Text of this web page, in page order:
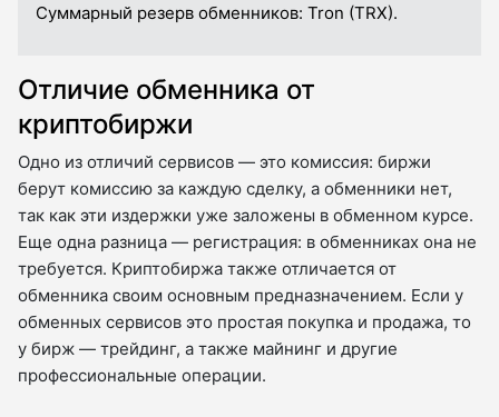
Суммарный резерв обменников: Tron (TRX).
Отличие обменника от
криптобиржи
Одно из отличий сервисов — это комиссия: биржи
берут комиссию за каждую сделку, а обменники нет,
так как эти издержки уже заложены в обменном курсе.
Еще одна разница — регистрация: в обменниках она не
требуется. Криптобиржа также отличается от
обменника своим основным предназначением. Если у
обменных сервисов это простая покупка и продажа, то
у бирж — трейдинг, а также майнинг и другие
профессиональные операции.